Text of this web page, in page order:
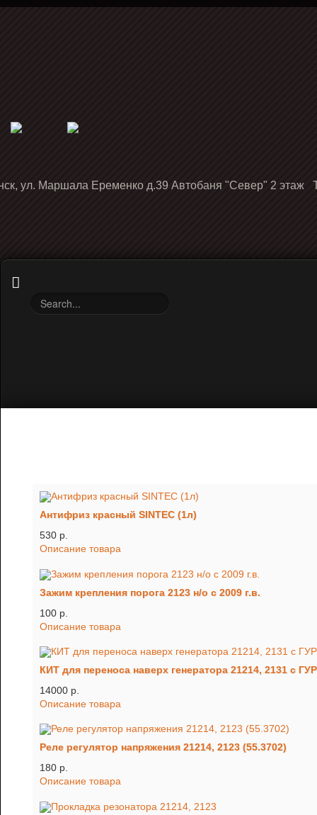
ул. Маршала Еременко д.39 Автобаня "Север" 2 этаж
Антифриз красный SINTEC (1л)
530 p.
Описание товара
Зажим крепления порога 2123 н/о с 2009 г.в.
100 p.
Описание товара
КИТ для переноса наверх генератора 21214, 2131 с ГУР
14000 p.
Описание товара
Реле регулятор напряжения 21214, 2123 (55.3702)
180 p.
Описание товара